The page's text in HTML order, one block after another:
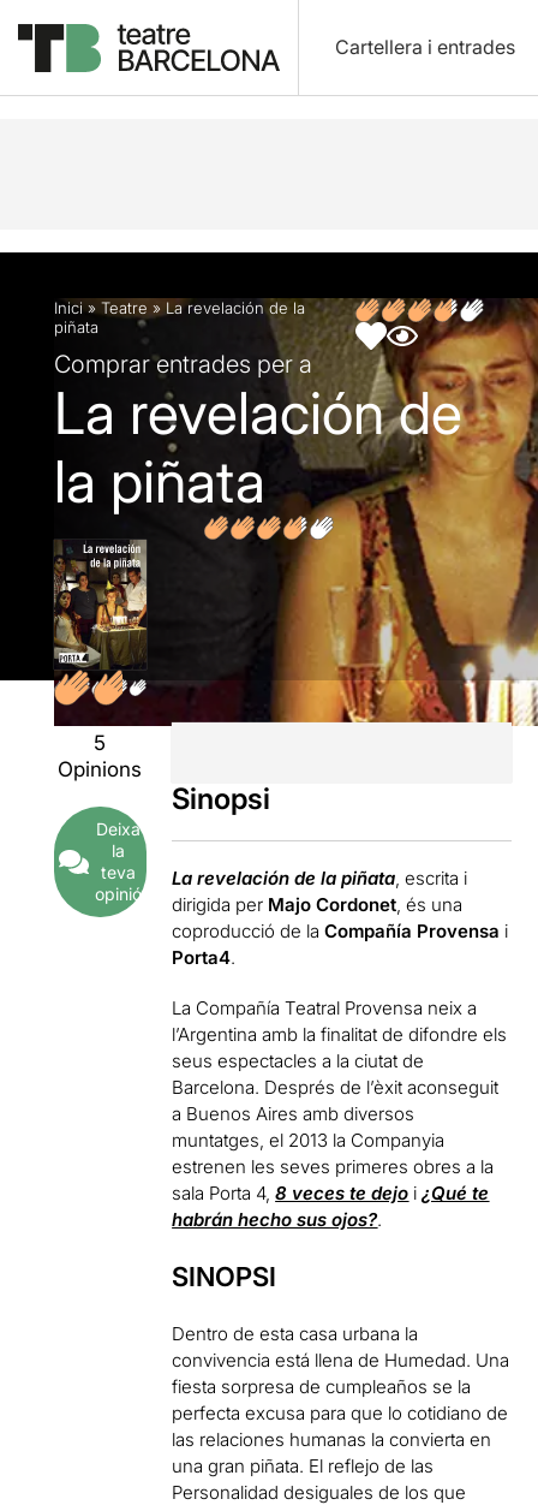
Cartellera i entrades
Descripció Fitxa artística Opinions
Inici» Teatre » La revelación de la
piñata
Comprar entrades per a
La revelación de
la piñata
5
Opinions
Deixa
la
teva
opinió
Sinopsi
La revelación de la piñata , escrita i
dirigida per Majo Cordonet , és una
coproducció de laCompañía Provensa i
Porta4.
La Compañía Teatral Provensa neix a
l’Argentina amb la finalitat de difondre els
seus espectacles a la ciutat de
Barcelona. Després de l’èxit aconseguit
a Buenos Aires amb diversos
muntatges, el 2013 la Companyia
estrenen les seves primeres obres a la
sala Porta 4,8 veces te dejo i¿Qué te
habrán hecho sus ojos?.
SINOPSI
Dentro de esta casa urbana la
convivencia está llena de Humedad. Una
fiesta sorpresa de cumpleaños se la
perfecta excusa para que lo cotidiano de
las relaciones humanas la convierta en
una gran piñata. El reflejo de las
Personalidad desiguales de los que